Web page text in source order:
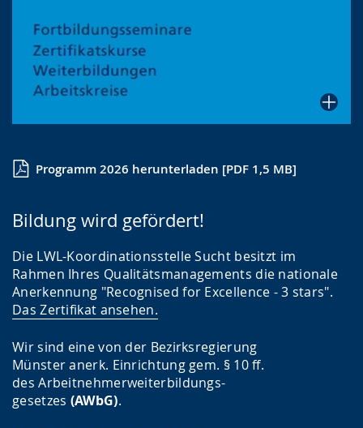
Programm 2026 herunterladen [PDF 1,5 MB]
Bildung wird gefördert!
Die LWL-Koordinationsstelle Sucht besitzt im
Rahmen Ihres Qualitätsmanagements die nationale
Anerkennung "Recognised for Excellence - 3 stars".
Das Zertifikat ansehen.
Wir sind eine von der Bezirksregierung
Münster anerk. Einrichtung gem. § 10 ff.
des Arbeitnehmerweiterbildungs-
gesetzes (AWbG).